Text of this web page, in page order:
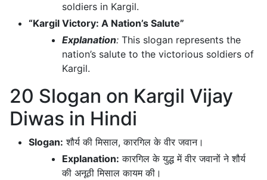
soldiers in Kargil.
“Kargil Victory: A Nation’s Salute”
Explanation: This slogan represents the
nation’s salute to the victorious soldiers of
Kargil.
20 Slogan on Kargil Vijay
Diwas in Hindi
Slogan: शौर्य की मिसाल, कारगिल के वीर जवान।
Explanation: कारगिल के युद्ध में वीर जवानों ने शौर्य
की अनूठी मिसाल कायम की।